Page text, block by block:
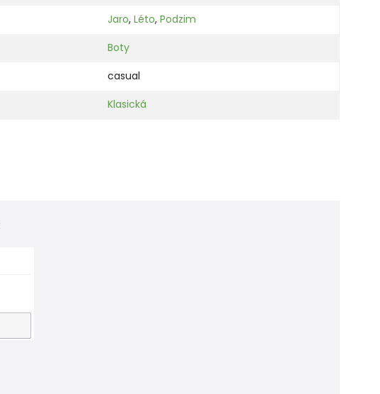
Jaro, Léto, Podzim
Boty
casual
Klasická